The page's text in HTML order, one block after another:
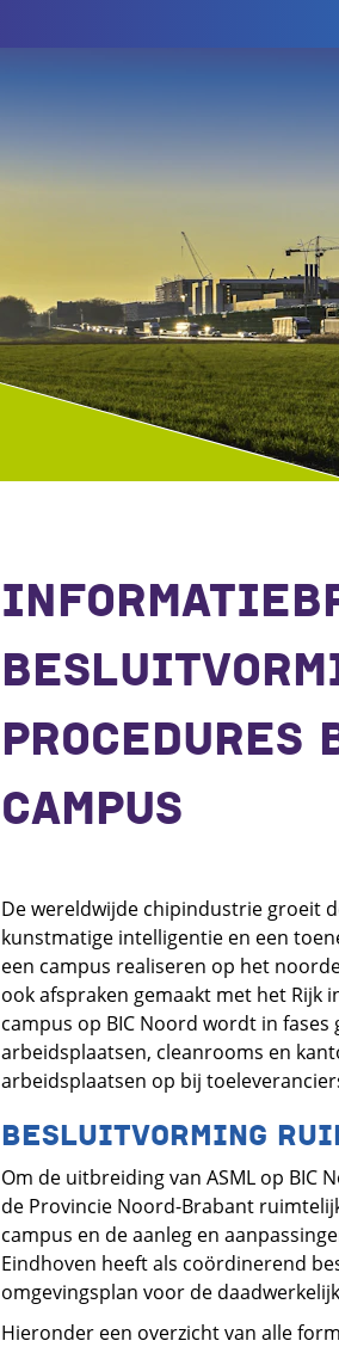
CAMPUS
De wereldwijde chipindustrie groeit
kunstmatige intelligentie en een
een campus realiseren op het
ook afspraken gemaakt met het Rijk
campus op BIC Noord wordt in
arbeidsplaatsen, cleanrooms en
arbeidsplaatsen op bij
BESLUITVORMING
Om de uitbreiding van ASML op BIC
de Provincie Noord-Brabant
campus en de aanleg en
Eindhoven heeft als coördinerend
omgevingsplan voor de
Hieronder een overzicht van alle